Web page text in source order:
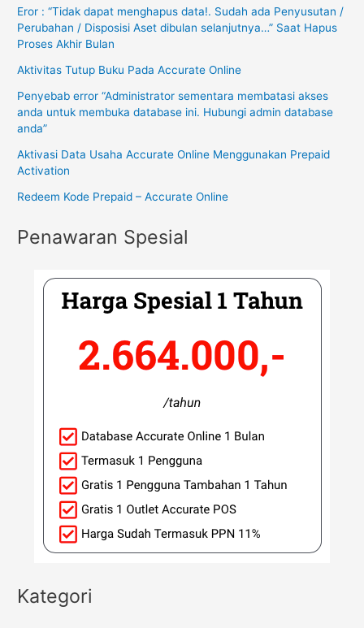
Eror : “Tidak dapat menghapus data!. Sudah ada Penyusutan /
Perubahan / Disposisi Aset dibulan selanjutnya…” Saat Hapus
Proses Akhir Bulan
Aktivitas Tutup Buku Pada Accurate Online
Penyebab error “Administrator sementara membatasi akses
anda untuk membuka database ini. Hubungi admin database
anda”
Aktivasi Data Usaha Accurate Online Menggunakan Prepaid
Activation
Redeem Kode Prepaid – Accurate Online
Penawaran Spesial
Kategori